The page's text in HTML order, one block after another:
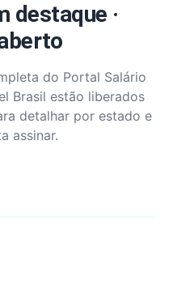
destaque ·
do Portal Salário
Brasil estão liberados
detalhar por estado e
assinar.